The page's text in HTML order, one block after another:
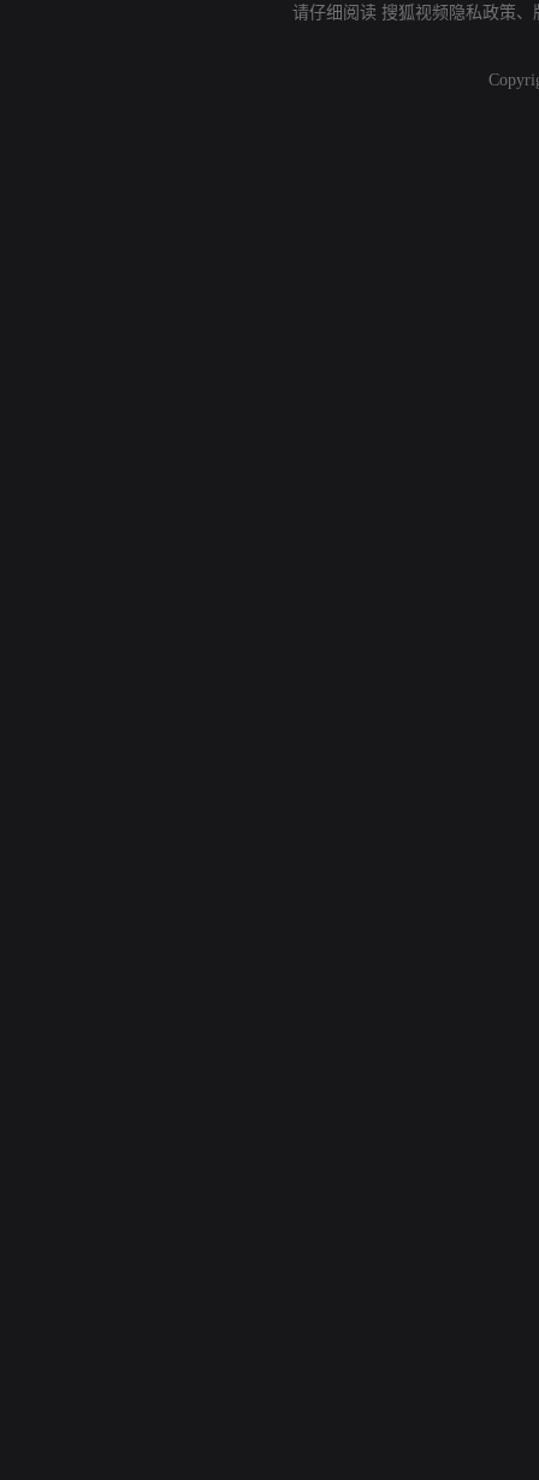
请仔细阅读 搜狐视频隐私政策、